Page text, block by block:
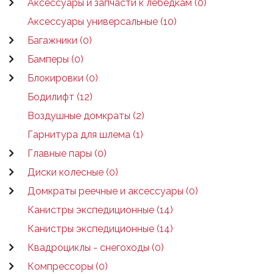
Аксессуары и запчасти к лебедкам (0)
Аксессуары универсальные (10)
Багажники (0)
Бамперы (0)
Блокировки (0)
Бодилифт (12)
Воздушные домкраты (2)
Гарнитура для шлема (1)
Главные пары (0)
Диски колесные (0)
Домкраты реечные и аксессуары (0)
Канистры экспедиционные (14)
Канистры экспедиционные (14)
Квадроциклы - снегоходы (0)
Компрессоры (0)